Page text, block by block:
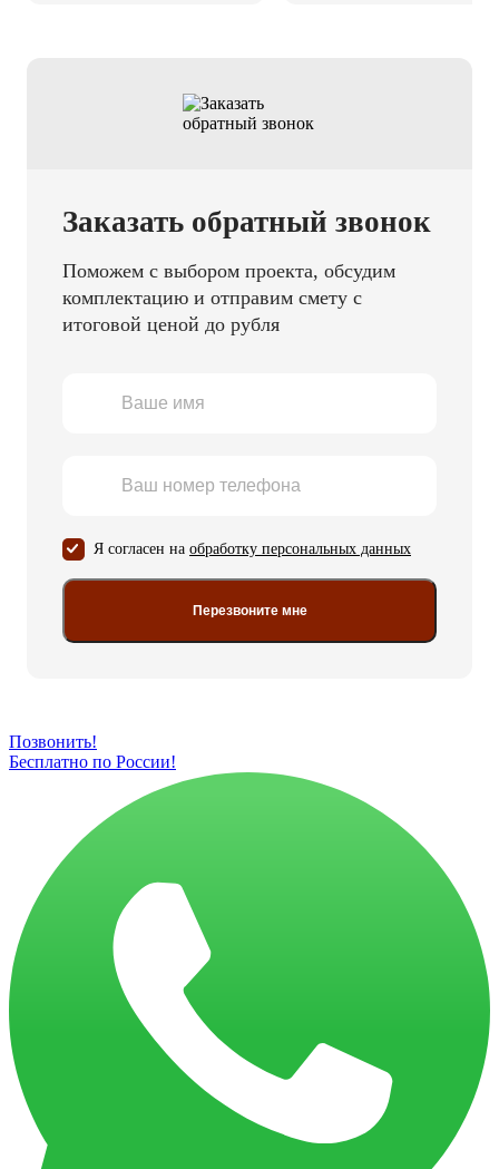
Заказать обратный звонок
Поможем с выбором проекта, обсудим
комплектацию и отправим смету с
итоговой ценой до рубля
Я согласен на обработку персональных данных
Перезвоните мне
Позвонить!
Бесплатно по России!